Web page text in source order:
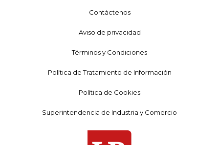
Contáctenos
Aviso de privacidad
Términos y Condiciones
Política de Tratamiento de Información
Política de Cookies
Superintendencia de Industria y Comercio